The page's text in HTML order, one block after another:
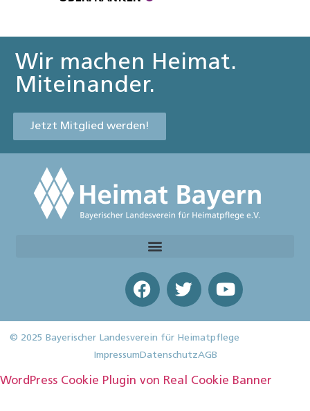
Wir machen Heimat.
Miteinander.
Jetzt Mitglied werden!
© 2025 Bayerischer Landesverein für Heimatpflege
ImpressumDatenschutzAGB
WordPress Cookie Plugin von Real Cookie Banner